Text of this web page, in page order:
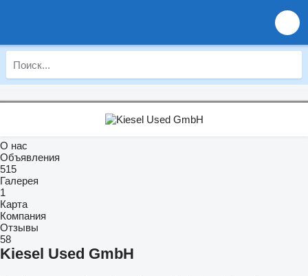
О нас
Объявления
515
Галерея
1
Карта
Компания
Отзывы
58
Kiesel Used GmbH